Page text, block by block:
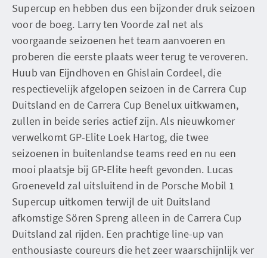
Supercup en hebben dus een bijzonder druk seizoen
voor de boeg. Larry ten Voorde zal net als
voorgaande seizoenen het team aanvoeren en
proberen die eerste plaats weer terug te veroveren.
Huub van Eijndhoven en Ghislain Cordeel, die
respectievelijk afgelopen seizoen in de Carrera Cup
Duitsland en de Carrera Cup Benelux uitkwamen,
zullen in beide series actief zijn. Als nieuwkomer
verwelkomt GP-Elite Loek Hartog, die twee
seizoenen in buitenlandse teams reed en nu een
mooi plaatsje bij GP-Elite heeft gevonden. Lucas
Groeneveld zal uitsluitend in de Porsche Mobil 1
Supercup uitkomen terwijl de uit Duitsland
afkomstige Sören Spreng alleen in de Carrera Cup
Duitsland zal rijden. Een prachtige line-up van
enthousiaste coureurs die het zeer waarschijnlijk ver